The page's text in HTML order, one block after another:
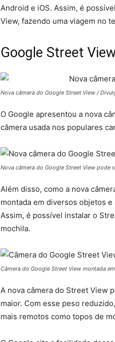
Android e iOS. Assim, é
View, fazendo uma viagem no
Google Street
Nova câmera do Google Street View /
O Google apresentou a nova
câmera usada nos populares
Nova câmera do Google Street View pode
Além disso, como a nova
montada em diversos objetos
Assim, é possível instalar o
mochila.
Câmera do Google Street View montada
A nova câmera do Street View
maior. Com esse peso
mais remotos como topos de